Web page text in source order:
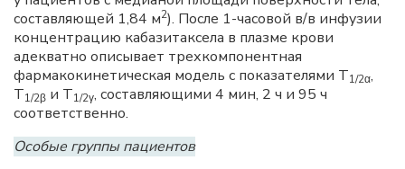
составляющей 1,84 м2). После 1-часовой в/в инфузии
концентрацию кабазитаксела в плазме крови
адекватно описывает трехкомпонентная
фармакокинетическая модель с показателями T1/2α,
T1/2β и T1/2γ, составляющими 4 мин, 2 ч и 95 ч
соответственно.
Особые группы пациентов